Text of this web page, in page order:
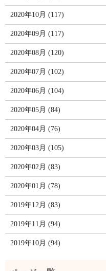
2020年10月 (117)
2020年09月 (117)
2020年08月 (120)
2020年07月 (102)
2020年06月 (104)
2020年05月 (84)
2020年04月 (76)
2020年03月 (105)
2020年02月 (83)
2020年01月 (78)
2019年12月 (83)
2019年11月 (94)
2019年10月 (94)